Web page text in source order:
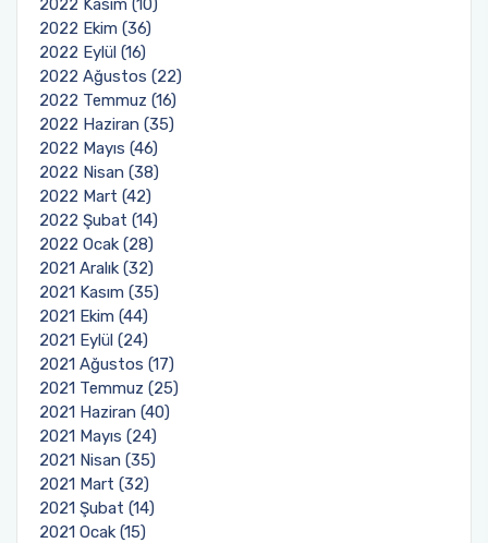
2022 Kasım (10)
2022 Ekim (36)
2022 Eylül (16)
2022 Ağustos (22)
2022 Temmuz (16)
2022 Haziran (35)
2022 Mayıs (46)
2022 Nisan (38)
2022 Mart (42)
2022 Şubat (14)
2022 Ocak (28)
2021 Aralık (32)
2021 Kasım (35)
2021 Ekim (44)
2021 Eylül (24)
2021 Ağustos (17)
2021 Temmuz (25)
2021 Haziran (40)
2021 Mayıs (24)
2021 Nisan (35)
2021 Mart (32)
2021 Şubat (14)
2021 Ocak (15)